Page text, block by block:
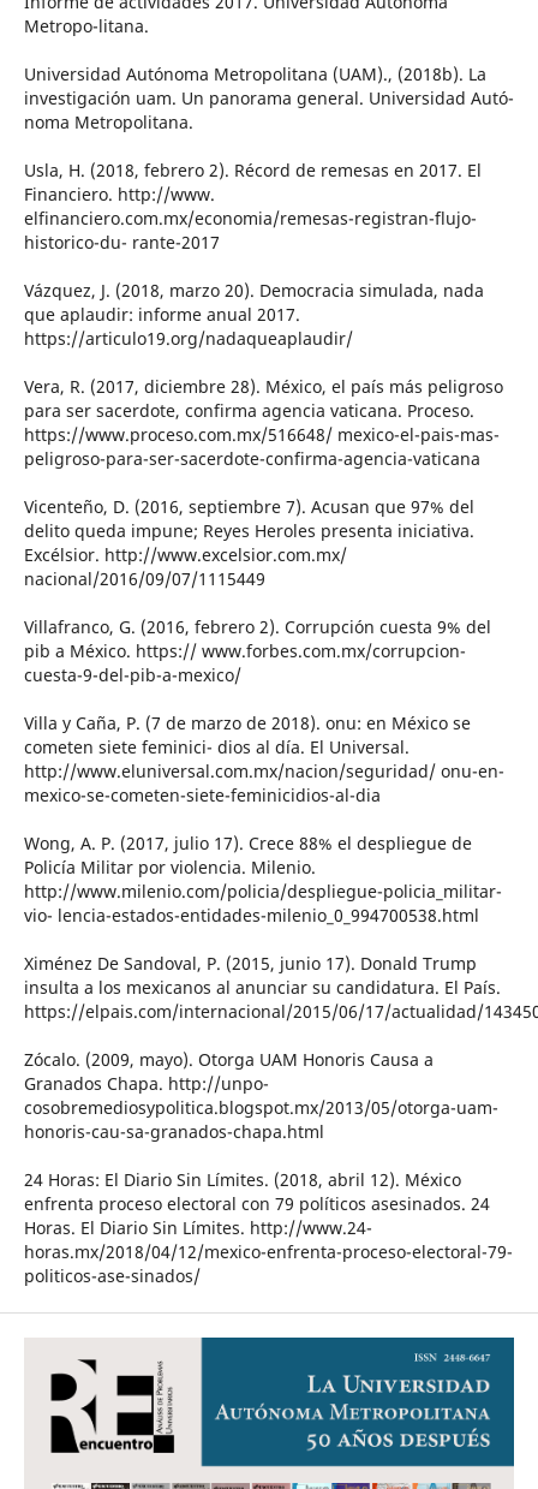
Metropo-litana.
Universidad Autónoma Metropolitana (UAM)., (2018b). La
investigación uam. Un panorama general. Universidad Autó-
noma Metropolitana.
Usla, H. (2018, febrero 2). Récord de remesas en 2017. El
Financiero. http://www.
elfinanciero.com.mx/economia/remesas-registran-flujo-
historico-du- rante-2017
Vázquez, J. (2018, marzo 20). Democracia simulada, nada
que aplaudir: informe anual 2017.
https://articulo19.org/nadaqueaplaudir/
Vera, R. (2017, diciembre 28). México, el país más peligroso
para ser sacerdote, confirma agencia vaticana. Proceso.
https://www.proceso.com.mx/516648/ mexico-el-pais-mas-
peligroso-para-ser-sacerdote-confirma-agencia-vaticana
Vicenteño, D. (2016, septiembre 7). Acusan que 97% del
delito queda impune; Reyes Heroles presenta iniciativa.
Excélsior. http://www.excelsior.com.mx/
nacional/2016/09/07/1115449
Villafranco, G. (2016, febrero 2). Corrupción cuesta 9% del
pib a México. https:// www.forbes.com.mx/corrupcion-
cuesta-9-del-pib-a-mexico/
Villa y Caña, P. (7 de marzo de 2018). onu: en México se
cometen siete feminici- dios al día. El Universal.
http://www.eluniversal.com.mx/nacion/seguridad/ onu-en-
mexico-se-cometen-siete-feminicidios-al-dia
Wong, A. P. (2017, julio 17). Crece 88% el despliegue de
Policía Militar por violencia. Milenio.
http://www.milenio.com/policia/despliegue-policia_militar-
vio- lencia-estados-entidades-milenio_0_994700538.html
Ximénez De Sandoval, P. (2015, junio 17). Donald Trump
insulta a los mexicanos al anunciar su candidatura. El País.
https://elpais.com/internacional/2015/06/17/actualidad/
Zócalo. (2009, mayo). Otorga UAM Honoris Causa a
Granados Chapa. http://unpo-
cosobremediosypolitica.blogspot.mx/2013/05/otorga-uam-
honoris-cau-sa-granados-chapa.html
24 Horas: El Diario Sin Límites. (2018, abril 12). México
enfrenta proceso electoral con 79 políticos asesinados. 24
Horas. El Diario Sin Límites. http://www.24-
horas.mx/2018/04/12/mexico-enfrenta-proceso-electoral-79-
politicos-ase-sinados/